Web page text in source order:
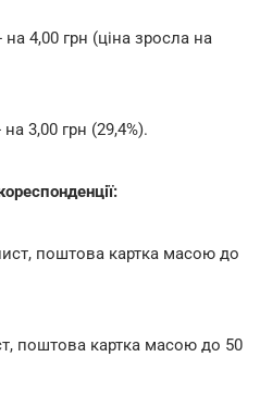
4,00 грн (ціна зросла на
3,00 грн (29,4%).
поштова картка масою до
поштова картка масою до 50